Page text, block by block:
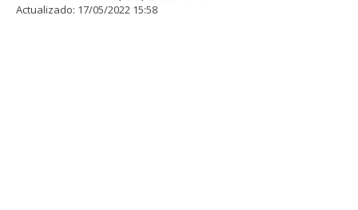
Actualizado: 17/05/2022 15:58